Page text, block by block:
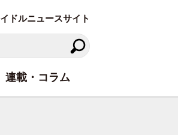
ドルニュースサイト
連載・コラム